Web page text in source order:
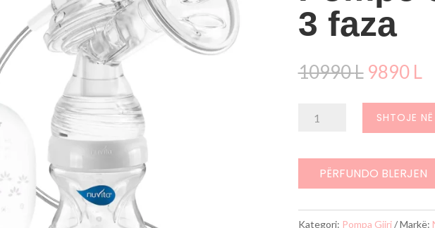
3 faza
10990L Çmimi
qe:
10990
9890 L
3
faza
SHTOJE
PËRFUNDO BLERJEN
Kategori: Pompa Gjiri Markë: